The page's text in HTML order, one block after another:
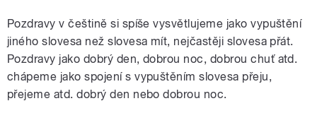
Pozdravy v češtině si spíše vysvětlujeme jako vypuštění
jiného slovesa než slovesa mít, nejčastěji slovesa přát.
Pozdravy jako dobrý den, dobrou noc, dobrou chuť atd.
chápeme jako spojení s vypuštěním slovesa přeju,
přejeme atd. dobrý den nebo dobrou noc.